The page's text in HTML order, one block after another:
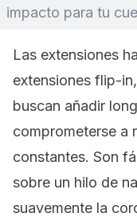
impacto para tu
Las extensiones
extensiones flip-in
buscan añadir
comprometerse a
constantes. Son
sobre un hilo de
suavemente la